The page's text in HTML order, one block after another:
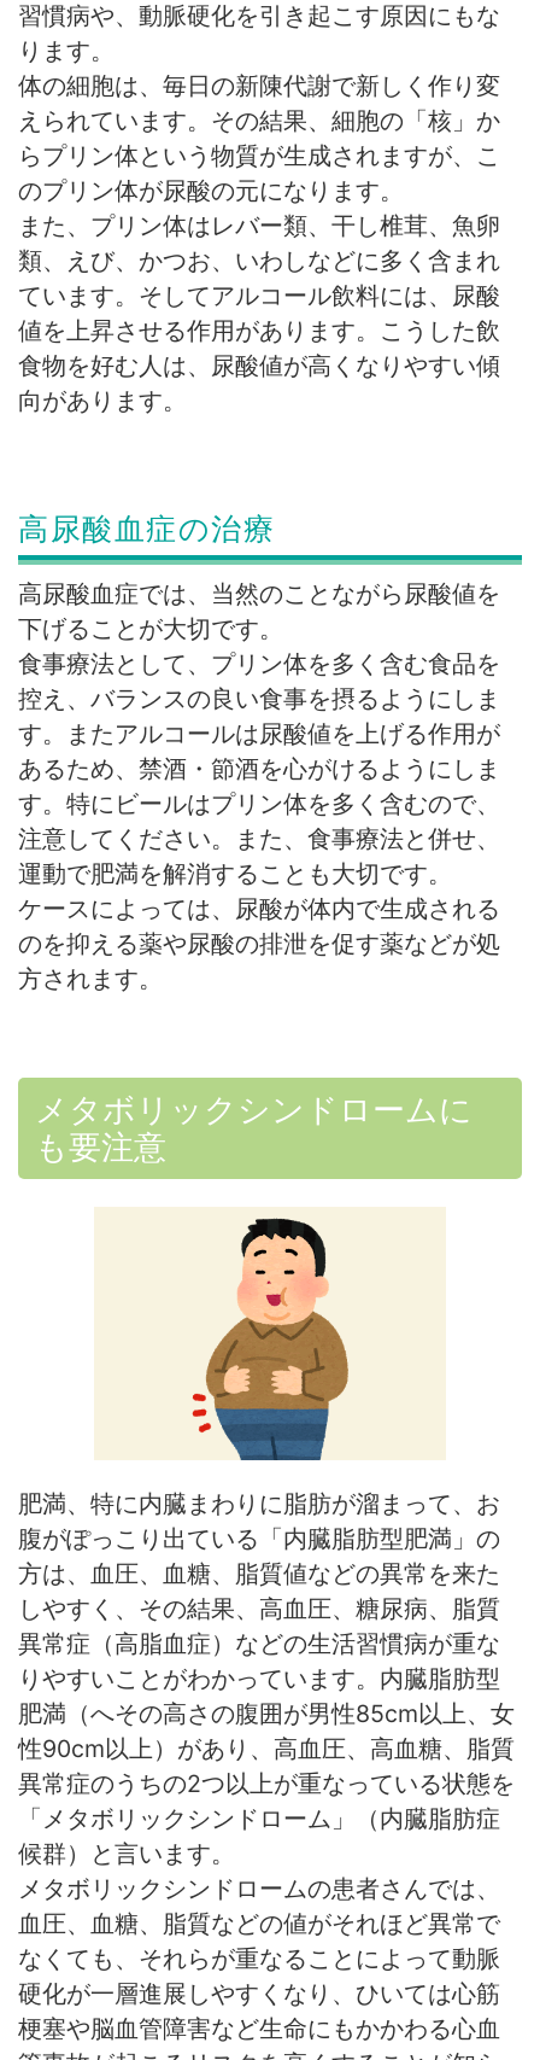
習慣病や、動脈硬化を引き起こす原因にもな
ります。
体の細胞は、毎日の新陳代謝で新しく作り変
えられています。その結果、細胞の「核」か
らプリン体という物質が生成されますが、こ
のプリン体が尿酸の元になります。
また、プリン体はレバー類、干し椎茸、魚卵
類、えび、かつお、いわしなどに多く含まれ
ています。そしてアルコール飲料には、尿酸
値を上昇させる作用があります。こうした飲
食物を好む人は、尿酸値が高くなりやすい傾
向があります。
高尿酸血症の治療
高尿酸血症では、当然のことながら尿酸値を
下げることが大切です。
食事療法として、プリン体を多く含む食品を
控え、バランスの良い食事を摂るようにしま
す。またアルコールは尿酸値を上げる作用が
あるため、禁酒・節酒を心がけるようにしま
す。特にビールはプリン体を多く含むので、
注意してください。また、食事療法と併せ、
運動で肥満を解消することも大切です。
ケースによっては、尿酸が体内で生成される
のを抑える薬や尿酸の排泄を促す薬などが処
方されます。
メタボリックシンドロームに
も要注意
肥満、特に内臓まわりに脂肪が溜まって、お
腹がぽっこり出ている「内臓脂肪型肥満」の
方は、血圧、血糖、脂質値などの異常を来た
しやすく、その結果、高血圧、糖尿病、脂質
異常症（高脂血症）などの生活習慣病が重な
りやすいことがわかっています。内臓脂肪型
肥満（へその高さの腹囲が男性85cm以上、女
性90cm以上）があり、高血圧、高血糖、脂質
異常症のうちの2つ以上が重なっている状態を
「メタボリックシンドローム」（内臓脂肪症
候群）と言います。
メタボリックシンドロームの患者さんでは、
血圧、血糖、脂質などの値がそれほど異常で
なくても、それらが重なることによって動脈
硬化が一層進展しやすくなり、ひいては心筋
梗塞や脳血管障害など生命にもかかわる心血